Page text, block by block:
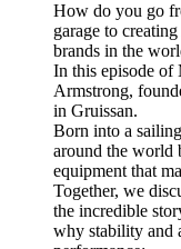
How do you go
garage to
brands in the
In this episode
Armstrong,
in Gruissan.
Born into a
around the world
equipment that
Together, we
the incredible
why stability and